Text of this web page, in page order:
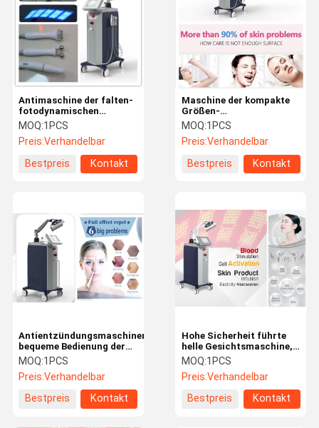
Antimaschine der falten-
fotodynamischen
Therapie für Akne-
Behandlung/Pigment-
Abbau
MOQ:1PCS
Preis:Verhandelbar
Bestpreis
Kontakt
Maschine der kompakte
Größen-
fotodynamischen
Therapie zur Falten-
Abbau-hohen Sicherheit
MOQ:1PCS
Preis:Verhandelbar
Bestpreis
Kontakt
Antientzündungsmaschinen-
bequeme Bedienung der
fotodynamischen
Therapie
MOQ:1PCS
Preis:Verhandelbar
Bestpreis
Kontakt
Hohe Sicherheit führte
helle Gesichtsmaschine,
führte Pdt-Maschine für
Akne-Behandlung
MOQ:1PCS
Preis:Verhandelbar
Bestpreis
Kontakt